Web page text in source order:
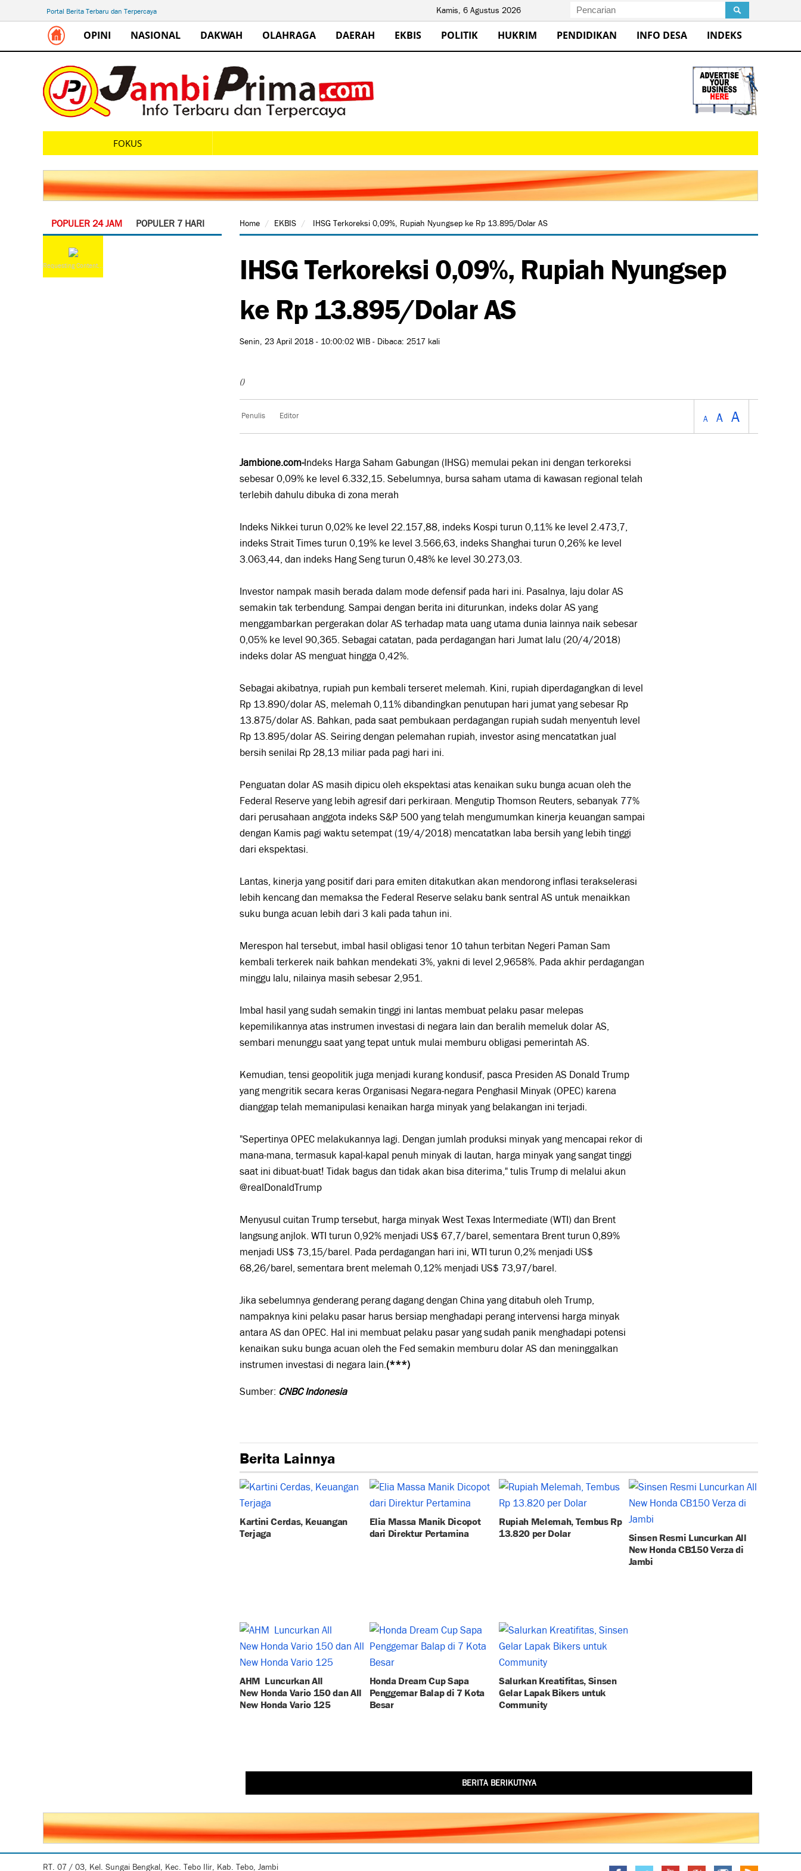
Portal Berita Terbaru dan Terpercaya Kamis, 6 Agustus 2026
OPINI NASIONAL DAKWAH OLAHRAGA DAERAH EKBIS POLITIK HUKRIM PENDIDIKAN INFO DESA INDEKS
FOKUS
POPULER 24 JAM POPULER 7 HARI
Requesting Content...
Home EKBIS IHSG Terkoreksi 0,09%, Rupiah Nyungsep ke Rp 13.895/Dolar AS
IHSG Terkoreksi 0,09%, Rupiah Nyungsep
ke Rp 13.895/Dolar AS
Senin, 23 April 2018 - 10:00:02 WIB - Dibaca: 2517 kali
()
Penulis Editor A A A
Jambione.com-Indeks Harga Saham Gabungan (IHSG) memulai pekan ini dengan terkoreksi
sebesar 0,09% ke level 6.332,15. Sebelumnya, bursa saham utama di kawasan regional telah
terlebih dahulu dibuka di zona merah
Indeks Nikkei turun 0,02% ke level 22.157,88, indeks Kospi turun 0,11% ke level 2.473,7,
indeks Strait Times turun 0,19% ke level 3.566,63, indeks Shanghai turun 0,26% ke level
3.063,44, dan indeks Hang Seng turun 0,48% ke level 30.273,03.
Investor nampak masih berada dalam mode defensif pada hari ini. Pasalnya, laju dolar AS
semakin tak terbendung. Sampai dengan berita ini diturunkan, indeks dolar AS yang
menggambarkan pergerakan dolar AS terhadap mata uang utama dunia lainnya naik sebesar
0,05% ke level 90,365. Sebagai catatan, pada perdagangan hari Jumat lalu (20/4/2018)
indeks dolar AS menguat hingga 0,42%.
Sebagai akibatnya, rupiah pun kembali terseret melemah. Kini, rupiah diperdagangkan di level
Rp 13.890/dolar AS, melemah 0,11% dibandingkan penutupan hari jumat yang sebesar Rp
13.875/dolar AS. Bahkan, pada saat pembukaan perdagangan rupiah sudah menyentuh level
Rp 13.895/dolar AS. Seiring dengan pelemahan rupiah, investor asing mencatatkan jual
bersih senilai Rp 28,13 miliar pada pagi hari ini.
Penguatan dolar AS masih dipicu oleh ekspektasi atas kenaikan suku bunga acuan oleh the
Federal Reserve yang lebih agresif dari perkiraan. Mengutip Thomson Reuters, sebanyak 77%
dari perusahaan anggota indeks S&P 500 yang telah mengumumkan kinerja keuangan sampai
dengan Kamis pagi waktu setempat (19/4/2018) mencatatkan laba bersih yang lebih tinggi
dari ekspektasi.
Lantas, kinerja yang positif dari para emiten ditakutkan akan mendorong inflasi terakselerasi
lebih kencang dan memaksa the Federal Reserve selaku bank sentral AS untuk menaikkan
suku bunga acuan lebih dari 3 kali pada tahun ini.
Merespon hal tersebut, imbal hasil obligasi tenor 10 tahun terbitan Negeri Paman Sam
kembali terkerek naik bahkan mendekati 3%, yakni di level 2,9658%. Pada akhir perdagangan
minggu lalu, nilainya masih sebesar 2,951.
Imbal hasil yang sudah semakin tinggi ini lantas membuat pelaku pasar melepas
kepemilikannya atas instrumen investasi di negara lain dan beralih memeluk dolar AS,
sembari menunggu saat yang tepat untuk mulai memburu obligasi pemerintah AS.
Kemudian, tensi geopolitik juga menjadi kurang kondusif, pasca Presiden AS Donald Trump
yang mengritik secara keras Organisasi Negara-negara Penghasil Minyak (OPEC) karena
dianggap telah memanipulasi kenaikan harga minyak yang belakangan ini terjadi.
"Sepertinya OPEC melakukannya lagi. Dengan jumlah produksi minyak yang mencapai rekor di
mana-mana, termasuk kapal-kapal penuh minyak di lautan, harga minyak yang sangat tinggi
saat ini dibuat-buat! Tidak bagus dan tidak akan bisa diterima," tulis Trump di melalui akun
@realDonaldTrump
Menyusul cuitan Trump tersebut, harga minyak West Texas Intermediate (WTI) dan Brent
langsung anjlok. WTI turun 0,92% menjadi US$ 67,7/barel, sementara Brent turun 0,89%
menjadi US$ 73,15/barel. Pada perdagangan hari ini, WTI turun 0,2% menjadi US$
68,26/barel, sementara brent melemah 0,12% menjadi US$ 73,97/barel.
Jika sebelumnya genderang perang dagang dengan China yang ditabuh oleh Trump,
nampaknya kini pelaku pasar harus bersiap menghadapi perang intervensi harga minyak
antara AS dan OPEC. Hal ini membuat pelaku pasar yang sudah panik menghadapi potensi
kenaikan suku bunga acuan oleh the Fed semakin memburu dolar AS dan meninggalkan
instrumen investasi di negara lain.(***)
Sumber: CNBC Indonesia
Berita Lainnya
Kartini Cerdas, Keuangan
Terjaga
Elia Massa Manik Dicopot
dari Direktur Pertamina
Rupiah Melemah, Tembus Rp
13.820 per Dolar
Sinsen Resmi Luncurkan All
New Honda CB150 Verza di
Jambi
AHM Luncurkan All
New Honda Vario 150 dan All
New Honda Vario 125
Honda Dream Cup Sapa
Penggemar Balap di 7 Kota
Besar
Salurkan Kreatifitas, Sinsen
Gelar Lapak Bikers untuk
Community
BERITA BERIKUTNYA
RT. 07 / 03, Kel. Sungai Bengkal, Kec. Tebo Ilir, Kab. Tebo, Jambi